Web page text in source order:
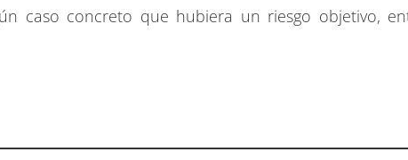
caso concreto que hubiera un riesgo objetivo,